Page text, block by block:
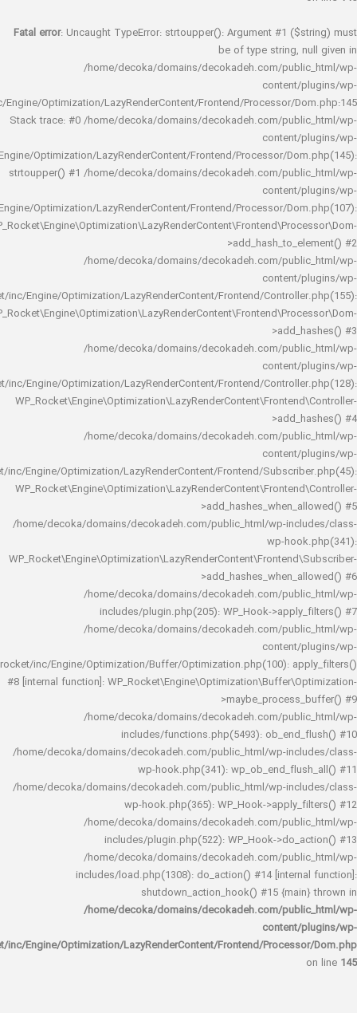
Fatal error : Uncaught TypeError: strtoupper(): Argument #1
be of type string,
/home/decoka/domains/decokadeh.com/
rocket/inc/Engine/Optimization/LazyRenderContent/Frontend/Processor/
Stack trace: #0 /home/decoka/domains/decokadeh.com/
rocket/inc/Engine/Optimization/LazyRenderContent/Frontend/Processor/
strtoupper() #1 /home/decoka/domains/decokadeh.com/
rocket/inc/Engine/Optimization/LazyRenderContent/Frontend/Processor/
/home/decoka/domains/decokadeh.com/
rocket/inc/Engine/Optimization/LazyRenderContent/Frontend/
/home/decoka/domains/decokadeh.com/
rocket/inc/Engine/Optimization/LazyRenderContent/Frontend/
/home/decoka/domains/decokadeh.com/
rocket/inc/Engine/Optimization/LazyRenderContent/Frontend/
/home/decoka/domains/decokadeh.com/public_html/wp-
wp-
/home/decoka/domains/decokadeh.com/
includes/plugin.php(205): WP_Hook-
/home/decoka/domains/decokadeh.com/
rocket/inc/Engine/Optimization/Buffer/Optimization.php(100):
#8 [internal function]:
/home/decoka/domains/decokadeh.com/
includes/functions.php(5493):
/home/decoka/domains/decokadeh.com/public_html/wp-
wp-hook.php(341):
/home/decoka/domains/decokadeh.com/public_html/wp-
wp-hook.php(365): WP_Hook-
/home/decoka/domains/decokadeh.com/
includes/plugin.php(522): WP_Hook-
/home/decoka/domains/decokadeh.com/
includes/load.php(1308): do_action() #14
shutdown_action_hook() #15
/home/decoka/domains/decokadeh.com/
rocket/inc/Engine/Optimization/LazyRenderContent/Frontend/